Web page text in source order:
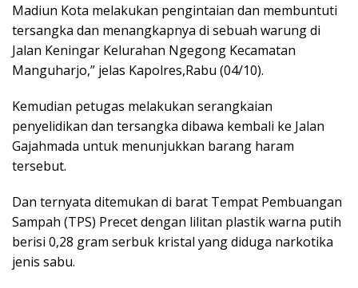
Madiun Kota melakukan pengintaian dan membuntuti
tersangka dan menangkapnya di sebuah warung di
Jalan Keningar Kelurahan Ngegong Kecamatan
Manguharjo,” jelas Kapolres,Rabu (04/10).
Kemudian petugas melakukan serangkaian
penyelidikan dan tersangka dibawa kembali ke Jalan
Gajahmada untuk menunjukkan barang haram
tersebut.
Dan ternyata ditemukan di barat Tempat Pembuangan
Sampah (TPS) Precet dengan lilitan plastik warna putih
berisi 0,28 gram serbuk kristal yang diduga narkotika
jenis sabu.